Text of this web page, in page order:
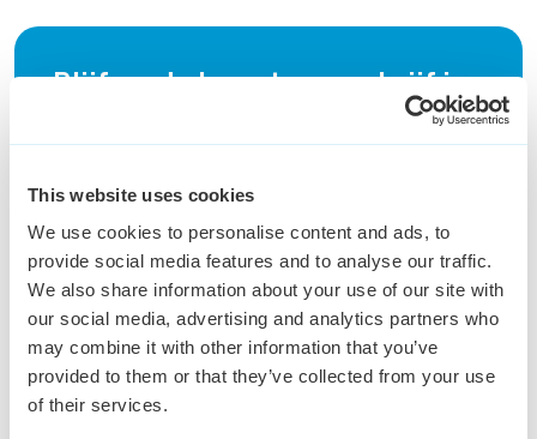
This website uses cookies
We use cookies to personalise content and ads, to
provide social media features and to analyse our traffic.
We also share information about your use of our site with
our social media, advertising and analytics partners who
may combine it with other information that you’ve
provided to them or that they’ve collected from your use
of their services.
Blijf op de hoogte en schrijf je
in voor onze Keser update
Schrijf je in voor de nieuwsbrief